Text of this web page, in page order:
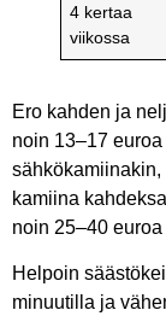
4 kertaa
viikossa
Ero kahden ja
noin 13–17
kamiina
noin 25–40
Helpoin
minuutilla ja